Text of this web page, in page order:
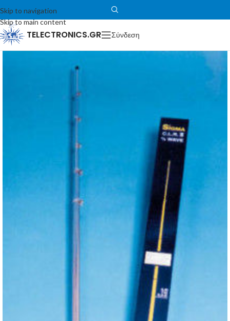
Skip to navigation
Skip to main content
TELECTRONICS.GR Σύνδεση